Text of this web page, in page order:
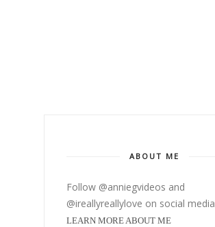
ABOUT ME
Follow @anniegvideos and
@ireallyreallylove on social media
LEARN MORE ABOUT ME